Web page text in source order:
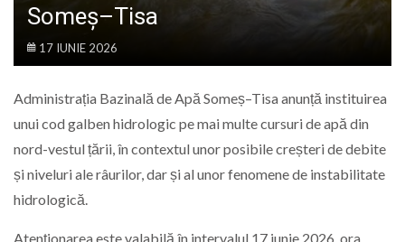
Someș–Tisa
17 IUNIE 2026
Administrația Bazinală de Apă Someș–Tisa anunță instituirea
unui cod galben hidrologic pe mai multe cursuri de apă din
nord-vestul țării, în contextul unor posibile creșteri de debite
și niveluri ale râurilor, dar și al unor fenomene de instabilitate
hidrologică.
Atenționarea este valabilă în intervalul 17 iunie 2026, ora